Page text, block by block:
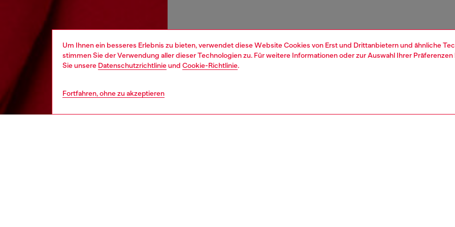
Um Ihnen ein besseres Erlebnis zu bieten, verwendet diese Website Cookies von Erst und Drittanbietern und ähnliche
stimmen Sie der Verwendung aller dieser Technologien zu. Für weitere Informationen oder zur Auswahl Ihrer Präferenzen
Sie unsere Datenschutzrichtlinieund Cookie-Richtlinie.
Fortfahren, ohne zu akzeptieren